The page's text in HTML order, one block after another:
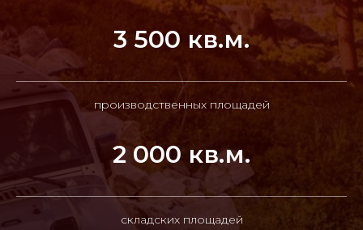
3 500 кв.м.
производственных площадей
2 000 кв.м.
складских площадей